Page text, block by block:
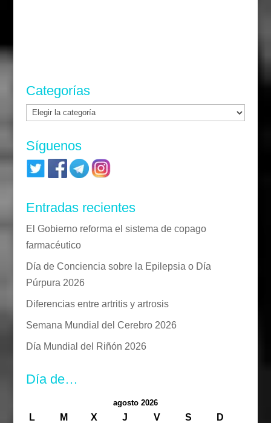
Categorías
Categorías
Síguenos
Entradas recientes
El Gobierno reforma el sistema de copago
farmacéutico
Día de Conciencia sobre la Epilepsia o Día
Púrpura 2026
Diferencias entre artritis y artrosis
Semana Mundial del Cerebro 2026
Día Mundial del Riñón 2026
Día de…
agosto 2026
L M X J V S
D